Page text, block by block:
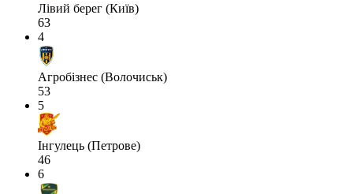
Лівий берег (Київ)
63
4
Агробізнес (Волочиськ)
53
5
Інгулець (Петрове)
46
6